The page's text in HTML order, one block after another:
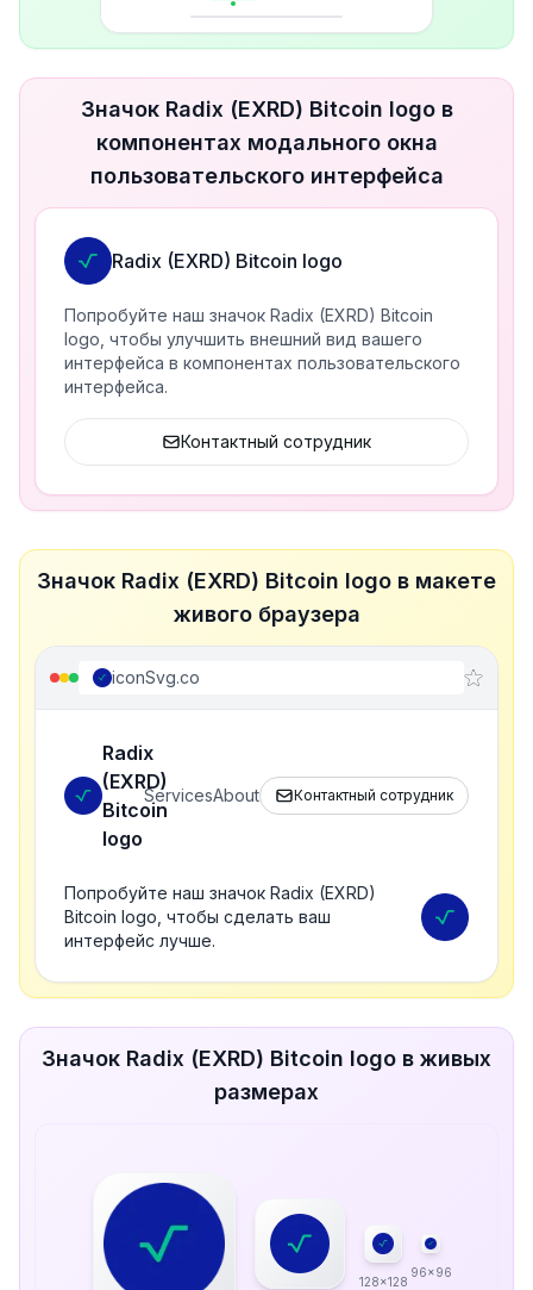
Значок Radix (EXRD) Bitcoin logo в
компонентах модального окна
пользовательского интерфейса
Radix (EXRD) Bitcoin logo
Попробуйте наш значок Radix (EXRD) Bitcoin
logo, чтобы улучшить внешний вид вашего
интерфейса в компонентах пользовательского
интерфейса.
Контактный сотрудник
Значок Radix (EXRD) Bitcoin logo в макете
живого браузера
iconSvg.co
Radix
(EXRD)
Bitcoin
logo
ServicesAbout Контактный сотрудник
Попробуйте наш значок Radix (EXRD)
Bitcoin logo, чтобы сделать ваш
интерфейс лучше.
Значок Radix (EXRD) Bitcoin logo в живых
размерах
128x128
96x96